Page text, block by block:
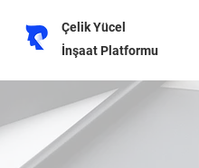
Çelik Yücel
İnşaat Platformu